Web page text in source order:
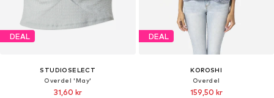
DEAL
STUDIOSELECT
Overdel 'May'
31,60 kr
DEAL
KOROSHI
Overdel
159,50 kr